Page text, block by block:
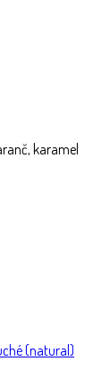
karamel
(natural)